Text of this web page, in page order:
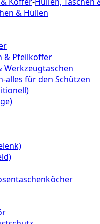
& Hüllen
& Pfeilkoffer
Werkzeugtaschen
-alles für den Schützen